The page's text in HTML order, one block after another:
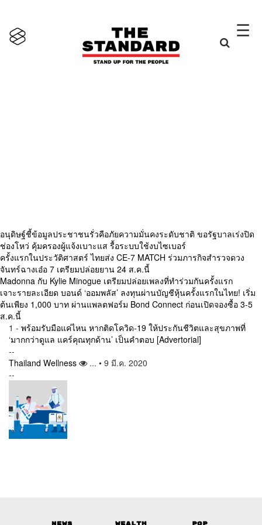
☰
อนุดิษฐ์ชี้ข้อมูลประชาชนรั่วคือภัยความมั่นคงระดับชาติ ขอรัฐบาลเร่งปิด
ช่องโหว่ คุ้มครองผู้แจ้งเบาะแส รื้อระบบใช้งบไซเบอร์
ครั้งแรกในประวัติศาสตร์ ไทยส่ง CE-7 MATCH ร่วมภารกิจสำรวจดวง
จันทร์ฉางเอ๋อ 7 เตรียมปล่อยยาน 24 ส.ค.นี้
Madonna กับ Kylie Minogue เตรียมปล่อยเพลงที่ทำร่วมกันครั้งแรก
เจาะรายละเอียด บอนด์ ‘ออมพลัส’ ลงทุนผ่านบัญชีหุ้นครั้งแรกในไทย! เริ่ม
ต้นเพียง 1,000 บาท ผ่านแพลตฟอร์ม Bond Connect ก่อนเปิดจองซื้อ 3-5
ส.ค.นี้
1 - พร้อมรับมือแค่ไหน หากติดโควิด-19 ให้ประกันชีวิตและสุขภาพที่
‘มากกว่าดูแล แคร์คุณทุกด้าน’ เป็นคำตอบ [Advertorial]
--
Thailand Wellness ... • 9 มี.ค. 2020
--